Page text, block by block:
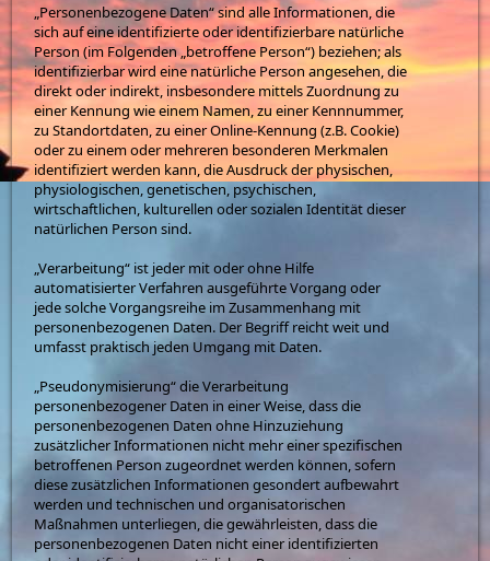
„Personenbezogene Daten“ sind alle Informationen, die
sich auf eine identifizierte oder identifizierbare natürliche
Person (im Folgenden „betroffene Person“) beziehen; als
identifizierbar wird eine natürliche Person angesehen, die
direkt oder indirekt, insbesondere mittels Zuordnung zu
einer Kennung wie einem Namen, zu einer Kennnummer,
zu Standortdaten, zu einer Online-Kennung (z.B. Cookie)
oder zu einem oder mehreren besonderen Merkmalen
identifiziert werden kann, die Ausdruck der physischen,
physiologischen, genetischen, psychischen,
wirtschaftlichen, kulturellen oder sozialen Identität dieser
natürlichen Person sind.
„Verarbeitung“ ist jeder mit oder ohne Hilfe
automatisierter Verfahren ausgeführte Vorgang oder
jede solche Vorgangsreihe im Zusammenhang mit
personenbezogenen Daten. Der Begriff reicht weit und
umfasst praktisch jeden Umgang mit Daten.
„Pseudonymisierung“ die Verarbeitung
personenbezogener Daten in einer Weise, dass die
personenbezogenen Daten ohne Hinzuziehung
zusätzlicher Informationen nicht mehr einer spezifischen
betroffenen Person zugeordnet werden können, sofern
diese zusätzlichen Informationen gesondert aufbewahrt
werden und technischen und organisatorischen
Maßnahmen unterliegen, die gewährleisten, dass die
personenbezogenen Daten nicht einer identifizierten